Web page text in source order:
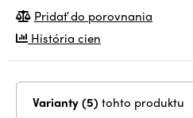
Pridať do porovnania
História cien
Varianty (5) tohto produktu